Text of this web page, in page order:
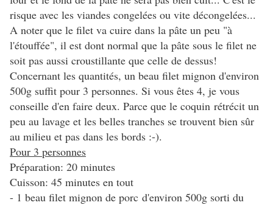
risque avec les viandes congelées ou vite décongelées...
A noter que le filet va cuire dans la pâte un peu "à
l'étouffée", il est dont normal que la pâte sous le filet ne
soit pas aussi croustillante que celle de dessus!
Concernant les quantités, un beau filet mignon d'environ
500g suffit pour 3 personnes. Si vous êtes 4, je vous
conseille d'en faire deux. Parce que le coquin rétrécit un
peu au lavage et les belles tranches se trouvent bien sûr
au milieu et pas dans les bords :-).
Pour 3 personnes
Préparation: 20 minutes
Cuisson: 45 minutes en tout
- 1 beau filet mignon de porc d'environ 500g sorti du